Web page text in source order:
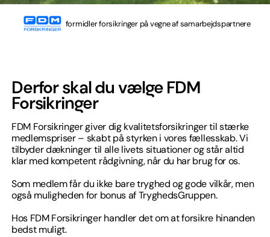
formidler forsikringer på vegne af samarbejdspartnere
Derfor skal du vælge FDM
Forsikringer
FDM Forsikringer giver dig kvalitetsforsikringer til stærke
medlemspriser – skabt på styrken i vores fællesskab. Vi
tilbyder dækninger til alle livets situationer og står altid
klar med kompetent rådgivning, når du har brug for os.
Som medlem får du ikke bare tryghed og gode vilkår, men
også muligheden for bonus af TryghedsGruppen.
Hos FDM Forsikringer handler det om at forsikre hinanden
bedst muligt.​